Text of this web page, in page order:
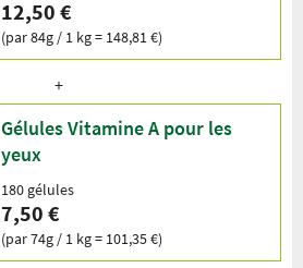
12,50 €
(par 84g / 1 kg = 148,81 €)
Gélules Vitamine A pour les
yeux
180 gélules
7,50 €
(par 74g / 1 kg = 101,35 €)